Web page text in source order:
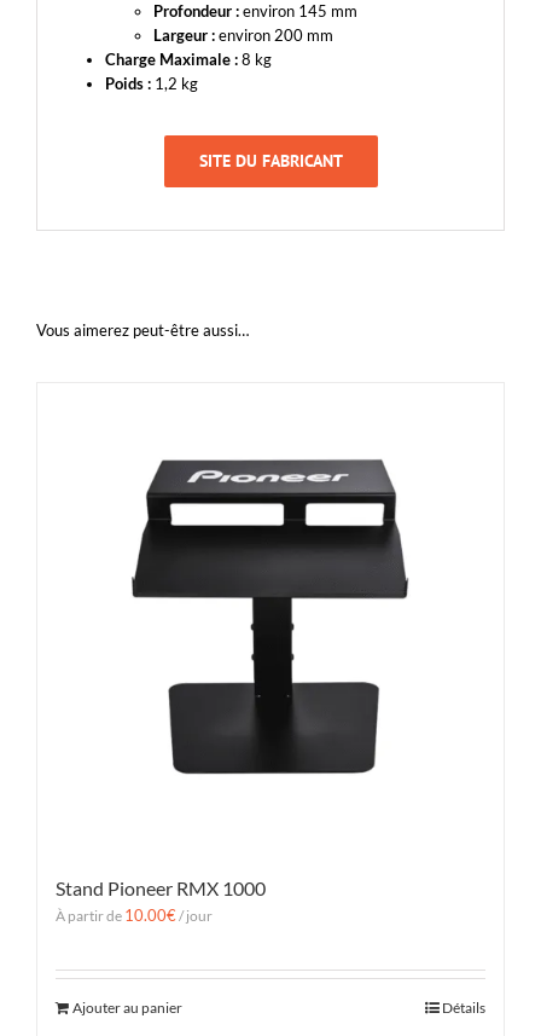
Profondeur :environ 145 mm
Largeur :environ 200 mm
Charge Maximale :8 kg
Poids :1,2 kg
SITE DU FABRICANT
Vous aimerez peut-être aussi…
Stand Pioneer RMX 1000
À partir de 10.00€/ jour
Ajouter au panier Détails